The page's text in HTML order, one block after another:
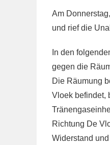
Am
und rief die
In den
gegen die
Die Räumung
Vloek befindet,
Richtung De
Widerstand